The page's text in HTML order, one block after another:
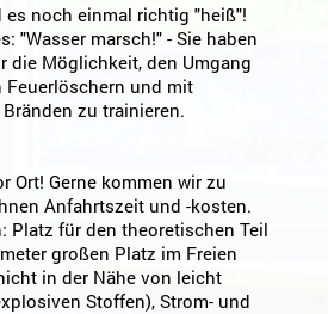
noch einmal richtig "heiß"!
"Wasser marsch!" - Sie haben
die Möglichkeit, den Umgang
Feuerlöschern und mit
zu trainieren.
Ort! Gerne kommen wir zu
Anfahrtszeit und -kosten.
Platz für den theoretischen Teil
großen Platz im Freien
in der Nähe von leicht
Stoffen), Strom- und